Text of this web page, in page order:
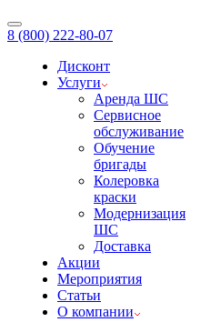
8 (800) 222-80-07
Дисконт
Услуги
Аренда ШС
Сервисное
обслуживание
Обучение
бригады
Колеровка
краски
Модернизация
ШС
Доставка
Акции
Мероприятия
Статьи
О компании